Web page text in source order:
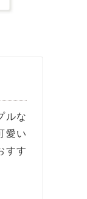
ルな
愛い
すす